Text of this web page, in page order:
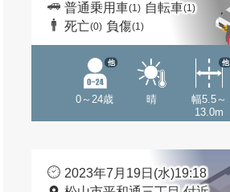
普通乗用車(1) 自転車(1)
死亡(0) 負傷(1)
0～24歳
他
晴
幅5.5～
13.0m
他
2023年7月19日(水)19:18